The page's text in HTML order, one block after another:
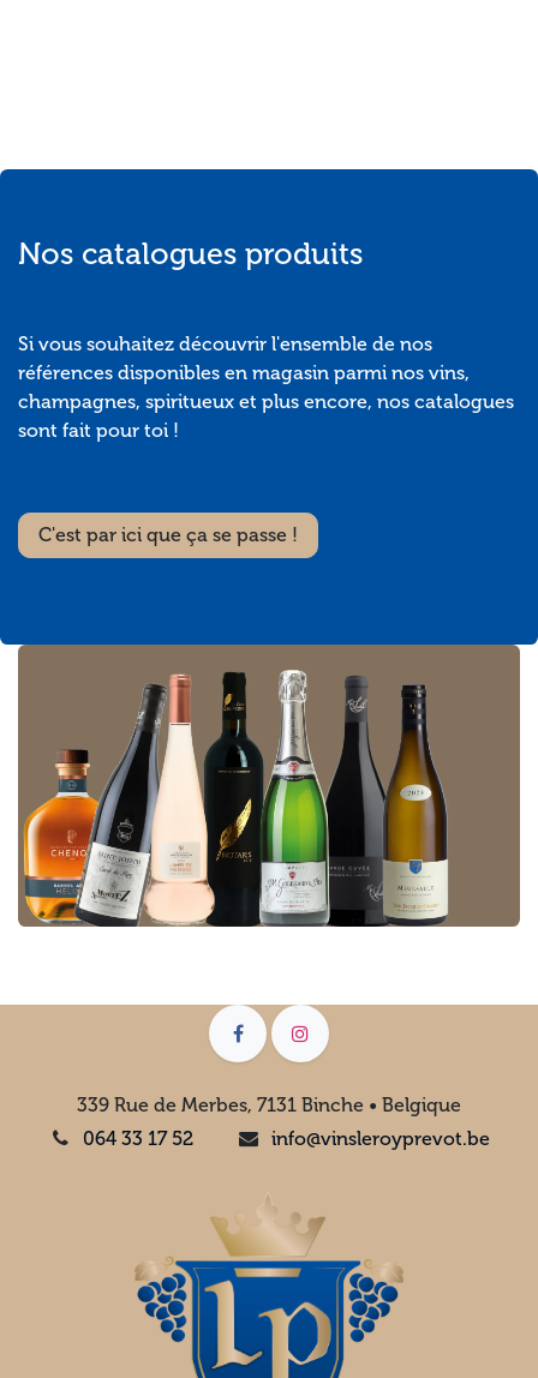
Nos catalogues produits
Si vous souhaitez découvrir l'ensemble de nos
références disponibles en magasin parmi nos vins,
champagnes, spiritueux et plus encore, nos catalogues
sont fait pour toi !
C'est par ici que ça se passe !
339 Rue de Merbes, 7131 Binche • Belgique
064 33 17 52
info@vinsleroyprevot.be